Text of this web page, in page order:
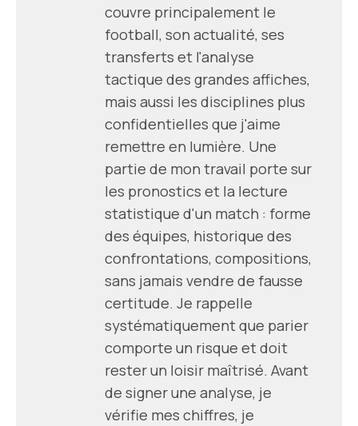
couvre principalement le
football, son actualité, ses
transferts et l'analyse
tactique des grandes affiches,
mais aussi les disciplines plus
confidentielles que j'aime
remettre en lumière. Une
partie de mon travail porte sur
les pronostics et la lecture
statistique d'un match : forme
des équipes, historique des
confrontations, compositions,
sans jamais vendre de fausse
certitude. Je rappelle
systématiquement que parier
comporte un risque et doit
rester un loisir maîtrisé. Avant
de signer une analyse, je
vérifie mes chiffres, je